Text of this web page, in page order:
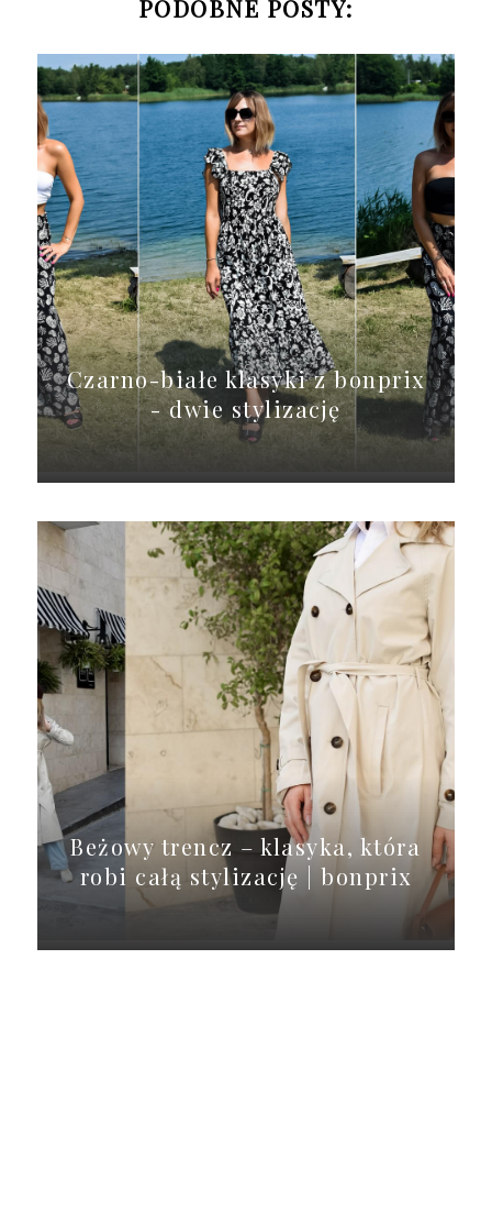
PODOBNE POSTY:
Czarno-białe klasyki z bonprix
- dwie stylizację
Beżowy trencz – klasyka, która
robi całą stylizację | bonprix